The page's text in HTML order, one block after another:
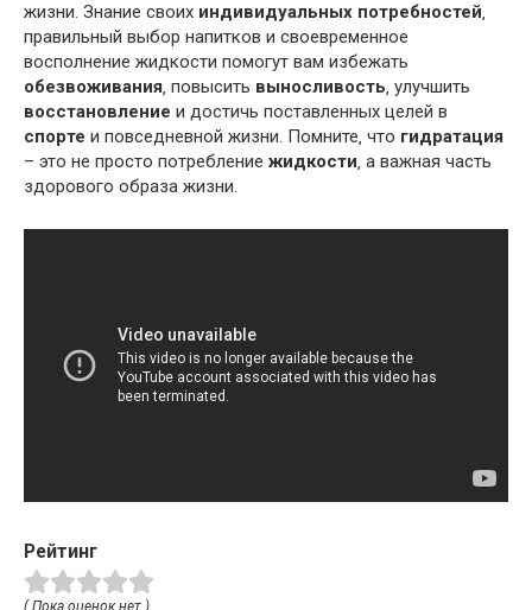
жизни. Знание своих индивидуальных потребностей
правильный выбор напитков и своевременное
восполнение жидкости помогут вам избежать
обезвоживания ‚ повысить выносливость ‚ улучшить
восстановление и достичь поставленных целей в
спорте и повседневной жизни. Помните‚ что гидратация
– это не просто потребление жидкости ‚ а важная часть
здорового образа жизни.
Рейтинг